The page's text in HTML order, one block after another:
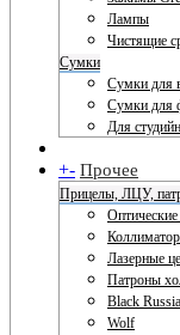
Лампы
Чистящие
Сумки
Сумки для
Сумки для
Для
+- Прочее
Прицелы, ЛЦУ,
Лазерные
Патроны
Black
Wolf